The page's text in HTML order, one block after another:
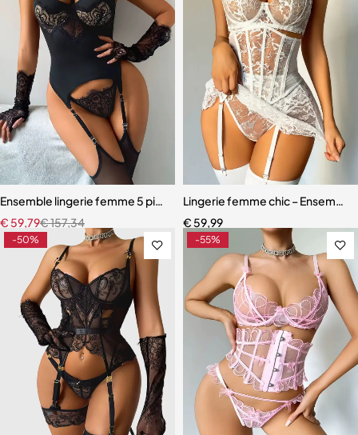
Ensemble lingerie femme 5 pièces – Dentelle ajourée avec bas
€157,34
€ 59,79
Lingerie femme chic –
€ 59,99
-50% -55%